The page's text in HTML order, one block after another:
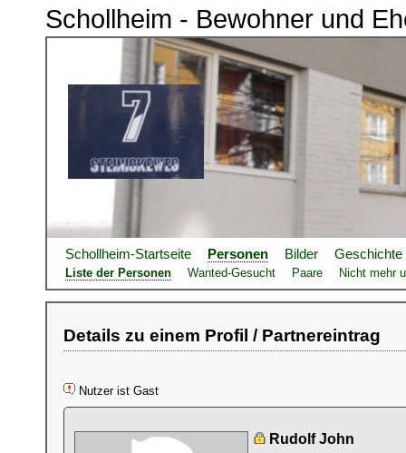
Schollheim - Bewohner und
Schollheim-Startseite Personen Bilder Geschichte
Liste der Personen Wanted-Gesucht Paare Nicht mehr
Details zu einem Profil / Partnereintrag
Nutzer ist Gast
Rudolf John